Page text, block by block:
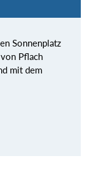
Sonnenplatz
Pflach
mit dem